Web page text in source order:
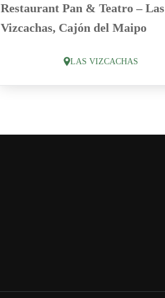
Restaurant Pan & Teatro – Las
Vizcachas, Cajón del Maipo
LAS VIZCACHAS